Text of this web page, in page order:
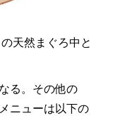
天然まぐろ中と
る。その他の
ニューは以下の